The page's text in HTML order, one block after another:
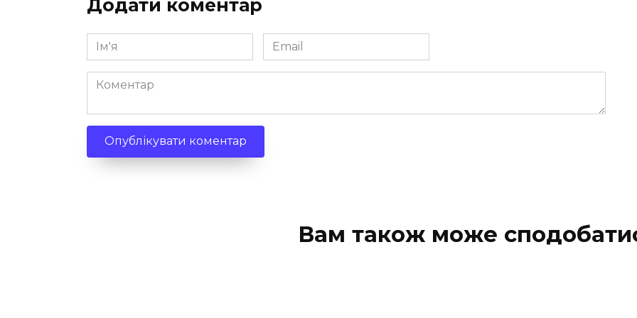
Додати коментар
Ім'я
*
Email
*
Коментар
Вам також може